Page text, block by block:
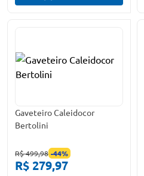
Gaveteiro Caleidocor
Bertolini
R$ 499,98 -44%
R$ 279,97